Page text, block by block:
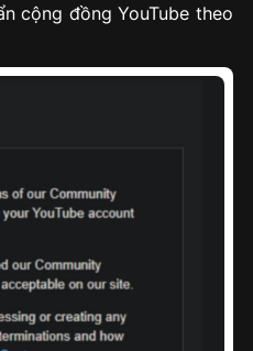
cộng đồng YouTube theo